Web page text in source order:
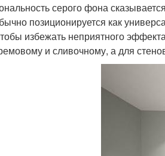
серого фона
позиционируется как
избежать неприятного
и сливочному, а для